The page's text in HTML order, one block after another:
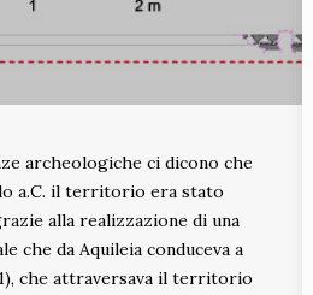
archeologiche ci dicono che
a.C. il territorio era stato
alla realizzazione di una
che da Aquileia conduceva a
che attraversava il territorio